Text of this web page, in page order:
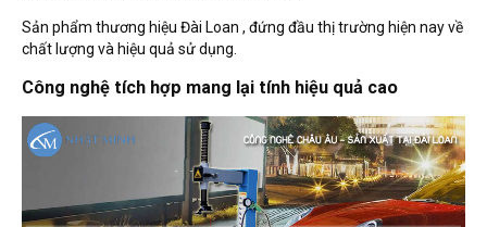
Sản phẩm thương hiệu Đài Loan , đứng đầu thị trường hiện nay về
chất lượng và hiệu quả sử dụng.
Công nghệ tích hợp mang lại tính hiệu quả cao